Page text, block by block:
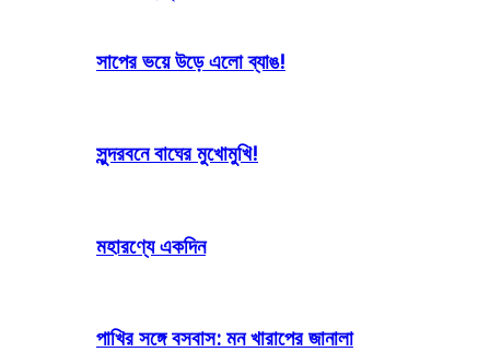
সাপের ভয়ে উড়ে এলো ব্যাঙ!
সুন্দরবনে বাঘের মুখোমুখি!
মহারণ্যে একদিন
পাখির সঙ্গে বসবাস: মন খারাপের জানালা